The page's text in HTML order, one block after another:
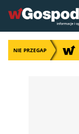
NIE PRZEGAP